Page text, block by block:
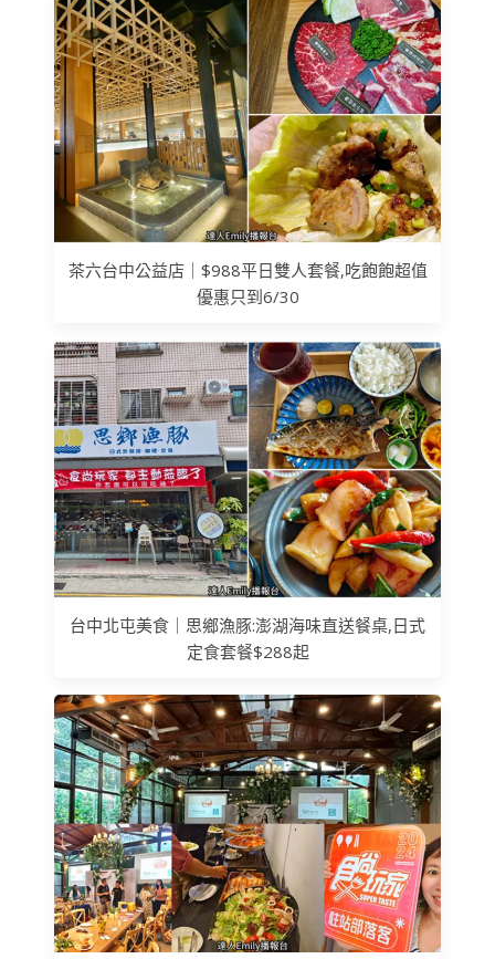
茶六台中公益店｜$988平日雙人套餐,吃飽飽超值
優惠只到6/30
台中北屯美食｜思鄉漁豚:澎湖海味直送餐桌,日式
定食套餐$288起